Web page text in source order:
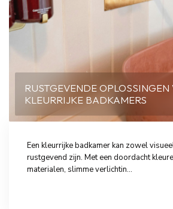
RUSTGEVENDE OPLOSSINGEN
KLEURRIJKE BADKAMERS
Een kleurrijke badkamer kan zowel
rustgevend zijn. Met een doordacht
materialen, slimme verlichtin...